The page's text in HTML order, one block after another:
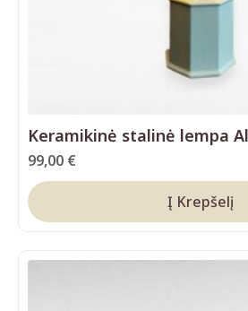
Keramikinė stalinė lempa
99,00 €
Į Krepšelį